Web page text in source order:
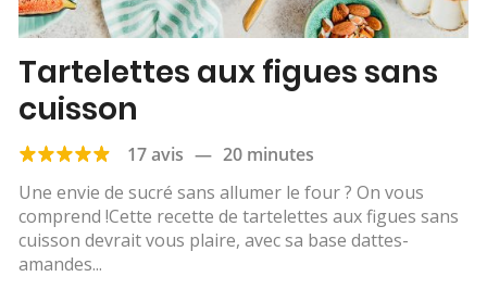
Tartelettes aux figues sans
cuisson
17 avis — 20 minutes
Une envie de sucré sans allumer le four ? On vous
comprend !Cette recette de tartelettes aux figues sans
cuisson devrait vous plaire, avec sa base dattes-
amandes...